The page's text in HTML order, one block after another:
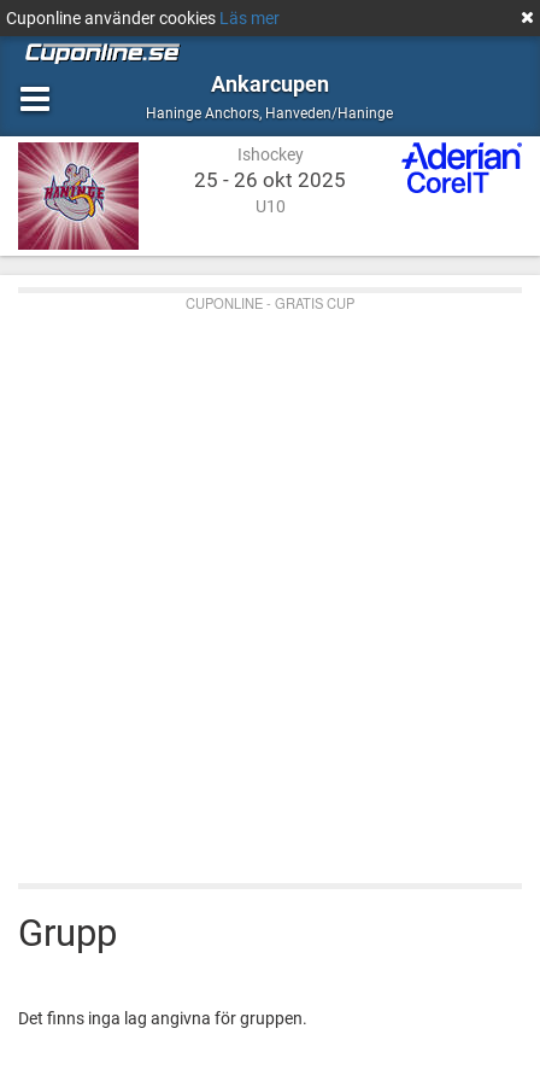
Cuponline använder cookies Läs mer
Ankarcupen
Haninge Anchors, Ishockey
Hanveden/HaningeHanveden/Haninge
Ishockey
25 - 26 okt 2025
U10
CUPONLINE - GRATIS CUP
Grupp
Det finns inga lag angivna för gruppen.